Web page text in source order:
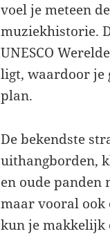
voel je meteen
muziekhistorie.
UNESCO
ligt, waardoor je
plan.
De bekendste
uithangborden,
en oude panden
maar vooral ook
kun je makkelijk